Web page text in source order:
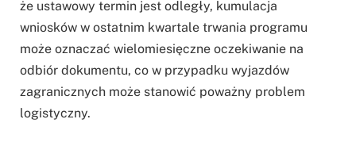
że ustawowy termin jest odległy, kumulacja
wniosków w ostatnim kwartale trwania programu
może oznaczać wielomiesięczne oczekiwanie na
odbiór dokumentu, co w przypadku wyjazdów
zagranicznych może stanowić poważny problem
logistyczny.